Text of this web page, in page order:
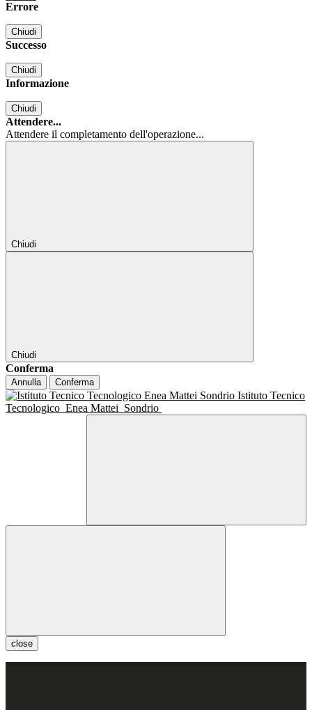
Errore
Chiudi
Successo
Chiudi
Informazione
Chiudi
Attendere...
Attendere il completamento dell'operazione...
Chiudi
Chiudi
Conferma
Annulla Conferma
Istituto Tecnico
Tecnologico Enea Mattei Sondrio
close